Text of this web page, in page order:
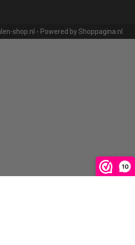
10
shop.nl - Powered by Shoppagina.nl